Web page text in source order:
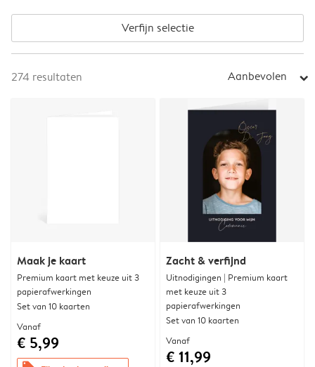
Verfijn selectie
274 resultaten Aanbevolen arrow_right
Maak je kaart
Premium kaart met keuze uit 3
papierafwerkingen
Set van 10 kaarten
Vanaf
€ 5,99
Zacht & verfijnd
Uitnodigingen | Premium kaart
met keuze uit 3
papierafwerkingen
Set van 10 kaarten
Vanaf
€ 11,99